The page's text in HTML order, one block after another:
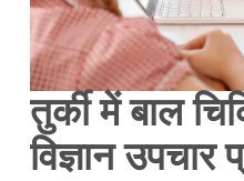
तुर्की में बाल
विज्ञान उपचार